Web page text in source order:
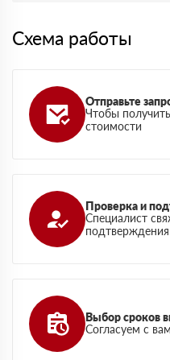
Схема работы
Отправьте
Чтобы
стоимости
Проверка и
Специалист
подтверждения
Выбор сроков
Согласуем с